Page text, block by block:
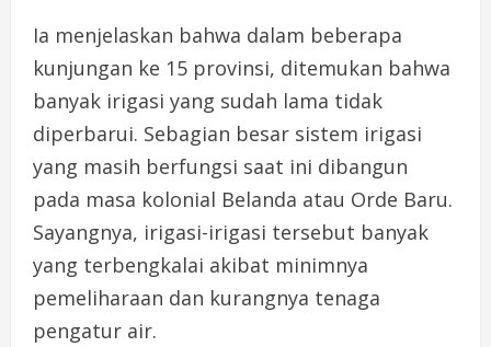
Ia menjelaskan bahwa dalam beberapa
kunjungan ke 15 provinsi, ditemukan bahwa
banyak irigasi yang sudah lama tidak
diperbarui. Sebagian besar sistem irigasi
yang masih berfungsi saat ini dibangun
pada masa kolonial Belanda atau Orde Baru.
Sayangnya, irigasi-irigasi tersebut banyak
yang terbengkalai akibat minimnya
pemeliharaan dan kurangnya tenaga
pengatur air.